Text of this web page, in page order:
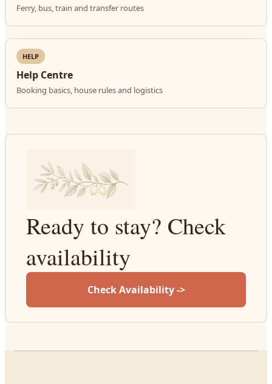
Ferry, bus, train and transfer routes
HELP
Help Centre
Booking basics, house rules and logistics
Ready to stay? Check
availability
Check Availability ->